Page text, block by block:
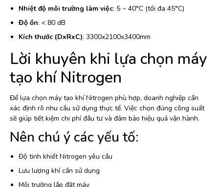
Nhiệt độ môi trường làm việc: 5 ~ 40°C (tối đa 45°C)
Độ ồn: < 80 dB
Kích thước (DxRxC): 3300x2100x3400mm
Lời khuyên khi lựa chọn máy
tạo khí Nitrogen
Để lựa chọn máy tạo khí Nitrogen phù hợp, doanh nghiệp cần
xác định rõ nhu cầu sử dụng thực tế. Việc chọn đúng công suất
sẽ giúp tiết kiệm chi phí đầu tư và đảm bảo hiệu quả vận hành.
Nên chú ý các yếu tố:
Độ tinh khiết Nitrogen yêu cầu
Lưu lượng khí cần sử dụng
Môi trường lắp đặt máy